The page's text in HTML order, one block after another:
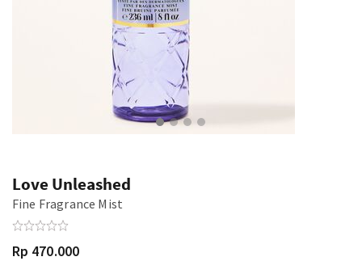
Love Unleashed
Fine Fragrance Mist
Rp 470.000